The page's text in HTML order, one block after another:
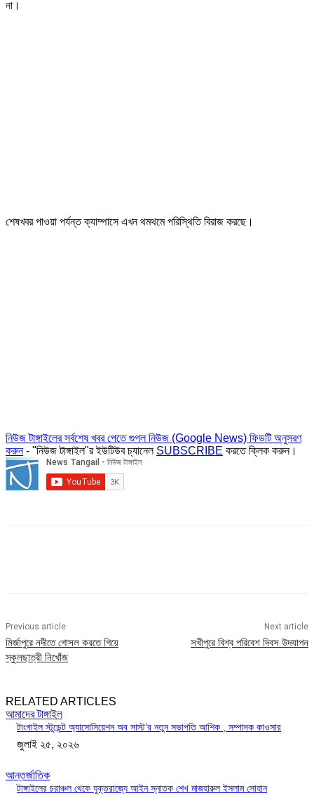
না।
শেষখবর পাওয়া পর্যন্ত ক্যাম্পাসে এখন থমথমে পরিস্থিতি বিরাজ করছে।
নিউজ টাঙ্গাইলের সর্বশেষ খবর পেতে গুগল নিউজ (Google News) ফিডটি অনুসরণ
করুন- "নিউজ টাঙ্গাইল"র ইউটিউব চ্যানেল SUBSCRIBE করতে ক্লিক করুন।
Previous article
মির্জাপুরে নদীতে গোসল করতে গিয়ে
স্কুলছাত্রী নিখোঁজ
Next article
সখীপুরে বিশ্ব পরিবেশ দিবস উদযাপন
RELATED ARTICLES
আমাদের টাঙ্গাইল
টাংগাইল স্টুডেন্ট অ্যাসোসিয়েশন অব সাস্ট’র নতুন সভাপতি আশিক , সম্পাদক কাওসার
জুলাই ২৫, ২০২৬
আন্তর্জাতিক
টাঙ্গাইলের চরাঞ্চল থেকে যুক্তরাজ্যে আইন স্নাতক শেখ মাজহারুল ইসলাম সোহান